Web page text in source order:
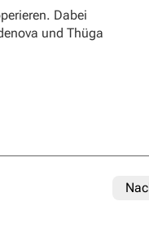
Dabei
und Thüga